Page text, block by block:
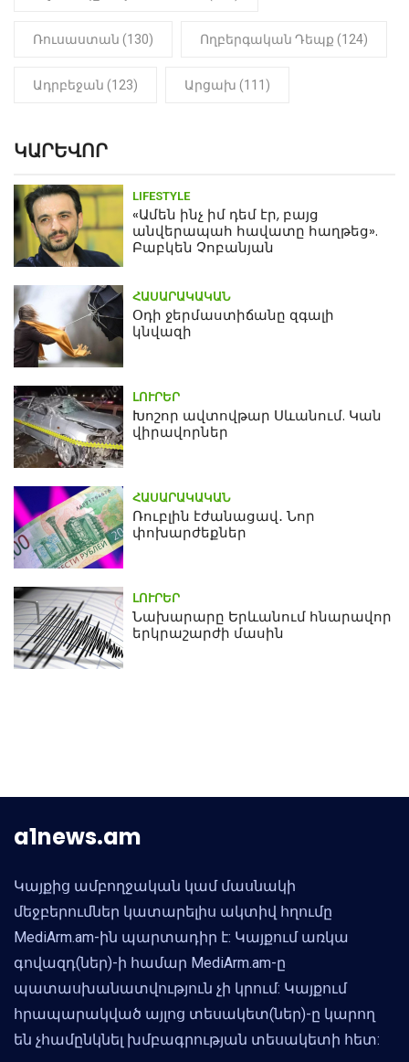
Ռուսաստան (130) Ողբերգական Դեպք (124)
Ադրբեջան (123) Արցախ (111)
ԿԱՐԵՎՈՐ
LIFESTYLE
«Ամեն ինչ իմ դեմ էր, բայց
անվերապահ հավատը հաղթեց».
Բաբկեն Չոբանյան
ՀԱՍԱՐԱԿԱԿԱՆ
Օդի ջերմաստիճանը զգալի
կնվազի
ԼՈՒՐԵՐ
Խոշոր ավտովթար Սևանում. Կան
վիրավորներ
ՀԱՍԱՐԱԿԱԿԱՆ
Ռուբլին էժանացավ․ Նոր
փոխարժեքներ
ԼՈՒՐԵՐ
Նախարարը Երևանում հնարավոր
երկրաշարժի մասին
a1news.am
Կայքից ամբողջական կամ մասնակի
մեջբերումներ կատարելիս ակտիվ հղումը
MediArm.am-ին պարտադիր է: Կայքում առկա
գովազդ(ներ)-ի համար MediArm.am-ը
պատասխանատվություն չի կրում: Կայքում
հրապարակված այլոց տեսակետ(ներ)-ը կարող
են չհամընկնել խմբագրության տեսակետի հետ: